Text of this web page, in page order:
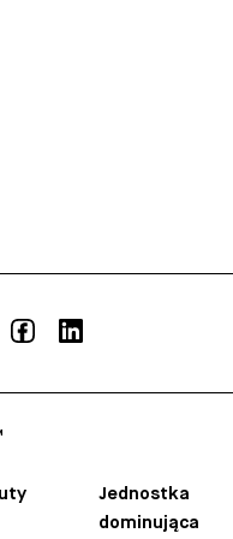
Jednostka
dominująca